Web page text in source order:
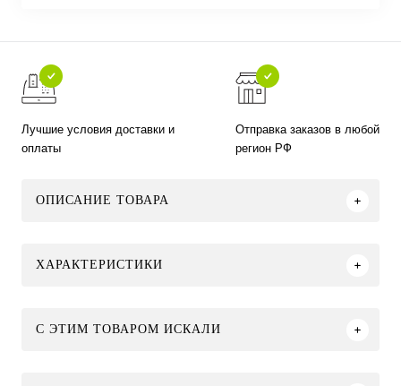
Лучшие условия доставки и
оплаты
Отправка заказов в любой
регион РФ
ОПИСАНИЕ ТОВАРА
ХАРАКТЕРИСТИКИ
C ЭТИМ ТОВАРОМ ИСКАЛИ